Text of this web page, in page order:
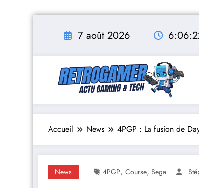
7 août 2026
Accueil News 4PGP : La fusion de
News 4PGP, Course, Sega